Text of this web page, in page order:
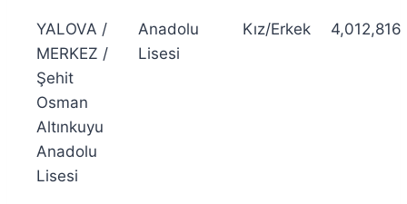
YALOVA /
MERKEZ /
Şehit
Osman
Altınkuyu
Anadolu
Lisesi
Anadolu
Lisesi
Kız/Erkek 4,012,816